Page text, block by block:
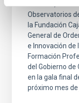
Observatorios
la Fundación
General de
e Innovación de
Formación
del Gobierno de
en la gala final
próximo mes de